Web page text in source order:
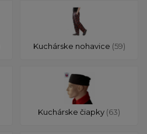
Kuchárske nohavice (59)
Kuchárske čiapky (63)